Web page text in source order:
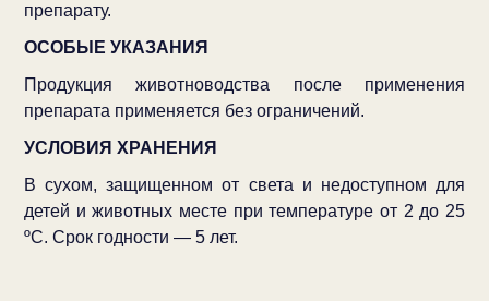
препарату.
ОСОБЫЕ УКАЗАНИЯ
Продукция животноводства после применения
препарата применяется без ограничений.
УСЛОВИЯ ХРАНЕНИЯ
В сухом, защищенном от света и недоступном для
детей и животных месте при температуре от 2 до 25
ºС. Срок годности — 5 лет.